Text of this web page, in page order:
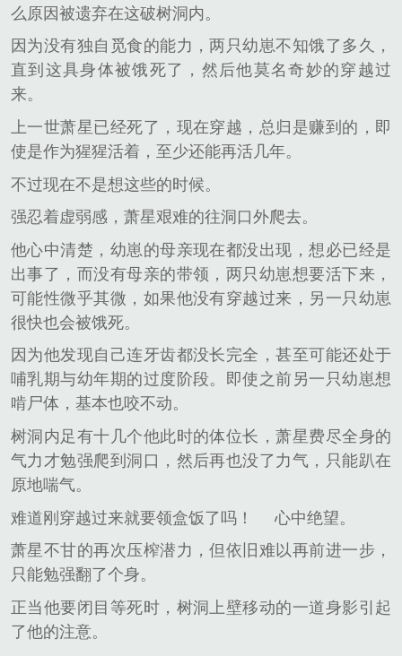
么原因被遗弃在这破树洞内。
因为没有独自觅食的能力，两只幼崽不知饿了多久，
直到这具身体被饿死了，然后他莫名奇妙的穿越过
来。
上一世萧星已经死了，现在穿越，总归是赚到的，即
使是作为猩猩活着，至少还能再活几年。
不过现在不是想这些的时候。
强忍着虚弱感，萧星艰难的往洞口外爬去。
他心中清楚，幼崽的母亲现在都没出现，想必已经是
出事了，而没有母亲的带领，两只幼崽想要活下来，
可能性微乎其微，如果他没有穿越过来，另一只幼崽
很快也会被饿死。
因为他发现自己连牙齿都没长完全，甚至可能还处于
哺乳期与幼年期的过度阶段。即使之前另一只幼崽想
啃尸体，基本也咬不动。
树洞内足有十几个他此时的体位长，萧星费尽全身的
气力才勉强爬到洞口，然后再也没了力气，只能趴在
原地喘气。
难道刚穿越过来就要领盒饭了吗！
心中绝望。
萧星不甘的再次压榨潜力，但依旧难以再前进一步，
只能勉强翻了个身。
正当他要闭目等死时，树洞上壁移动的一道身影引起
了他的注意。